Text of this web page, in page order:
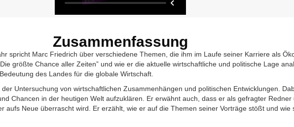
Zusammenfassung
spricht Marc Friedrich über verschiedene Themen, die ihm im Laufe seiner Karriere als
größte Chance aller Zeiten” und wie er die aktuelle wirtschaftliche und politische Lage
des Landes für die globale Wirtschaft.
Untersuchung von wirtschaftlichen Zusammenhängen und politischen Entwicklungen.
Chancen in der heutigen Welt aufzuklären. Er erwähnt auch, dass er als gefragter Redner
aufs Neue überrascht wird. Er erzählt, wie er auf die Themen seiner Vorträge stößt und wie